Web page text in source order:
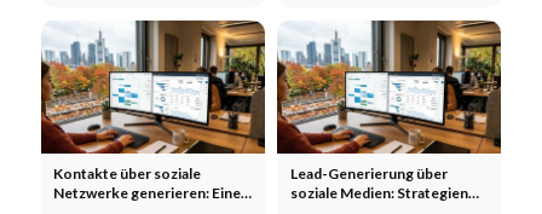
Kontakte über soziale
Netzwerke generieren: Eine
Lead-Generierung über
soziale Medien: Strategien